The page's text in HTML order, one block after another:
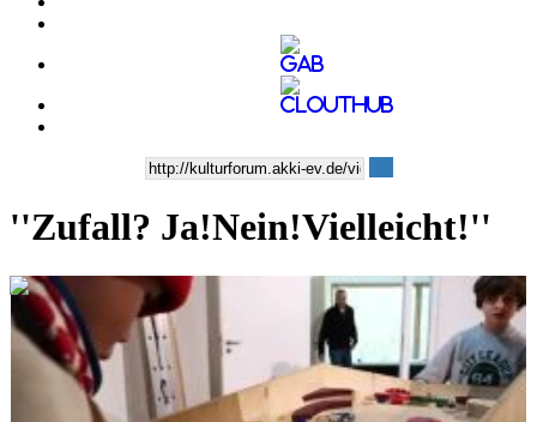
''Zufall? Ja!Nein!Vielleicht!''
0:04:23